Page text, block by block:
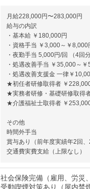
月給228,000円〜283,000円
給与の内訳
・基本給 ￥180,000円
・資格手当 ￥3,000～￥
・夜勤手当 5,000円/回 （4回分
・処遇改善手当 ￥35,000～￥
・処遇改善支援金 一律￥
★初任者研修取得者 ￥
★実務者研修・基礎研修取得
★介護福祉士取得者 ￥
その他
時間外手当
賞与あり（前年度実績年2回、
交通費実費支給（上限なし）
社会保険完備（雇用、労災
受動喫煙対策あり（屋内禁